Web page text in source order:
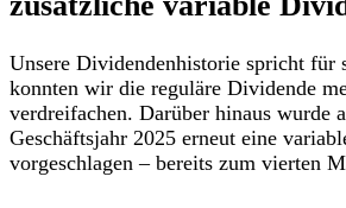
Unsere Dividendenhistorie spricht für
konnten wir die reguläre Dividende
verdreifachen. Darüber hinaus wurde
Geschäftsjahr 2025 erneut eine
vorgeschlagen – bereits zum vierten